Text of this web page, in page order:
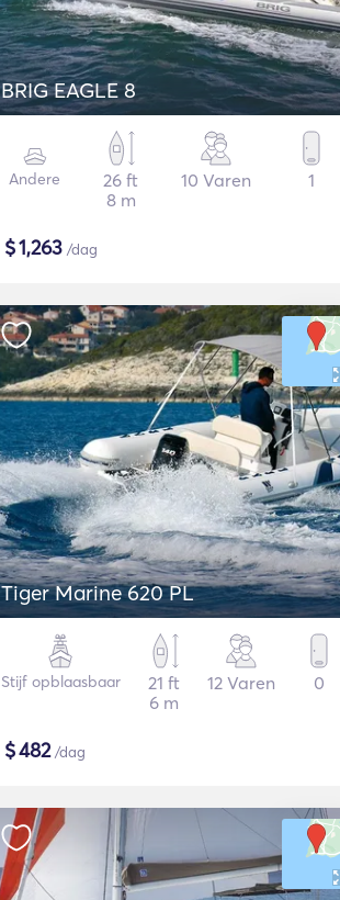
BRIG EAGLE 8
Andere
26 ft
8 m
10 Varen 1
$1,263 /dag
Tiger Marine 620 PL
Stijf opblaasbaar
21 ft
6 m
12 Varen 0
$482/dag